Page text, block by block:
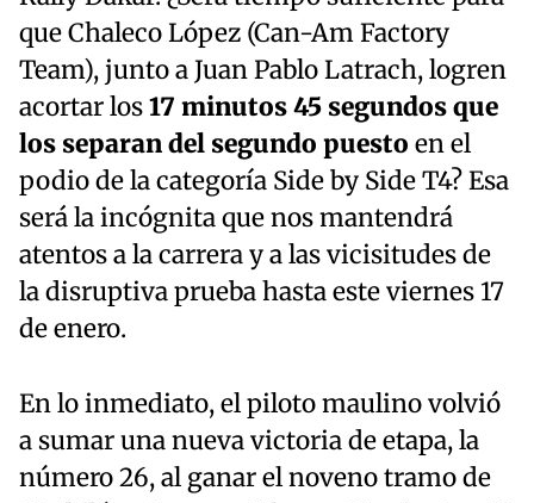
que Chaleco López (Can-Am Factory
Team), junto a Juan Pablo Latrach, logren
acortar los17 minutos 45 segundos que
los separan del segundo puesto en el
podio de la categoría Side by Side T4? Esa
será la incógnita que nos mantendrá
atentos a la carrera y a las vicisitudes de
la disruptiva prueba hasta este viernes 17
de enero.
En lo inmediato, el piloto maulino volvió
a sumar una nueva victoria de etapa, la
número 26, al ganar el noveno tramo de